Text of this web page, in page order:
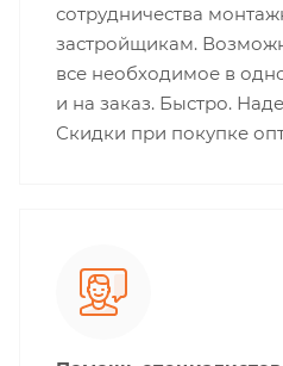
сотрудничества
застройщикам.
все необходимое в
и на заказ. Быстро.
Скидки при покупке